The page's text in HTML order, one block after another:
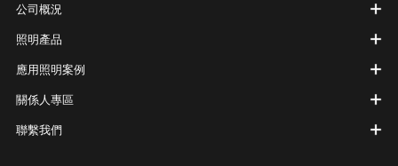
公司概況
照明產品
應用照明案例
關係人專區
聯繫我們